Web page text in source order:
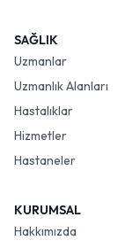
SAĞLIK
Uzmanlar
Uzmanlık Alanları
Hastalıklar
Hizmetler
Hastaneler
KURUMSAL
Hakkımızda